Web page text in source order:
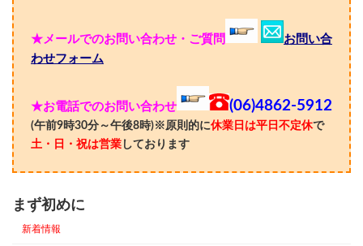
★メールでのお問い合わせ・ご質問
お問い合
わせフォーム
★お電話でのお問い合わせ (06)4862-5912
(午前9時30分～午後8時)※原則的に休業日は平日不定休で
土・日・祝は営業 しております
まず初めに
新着情報